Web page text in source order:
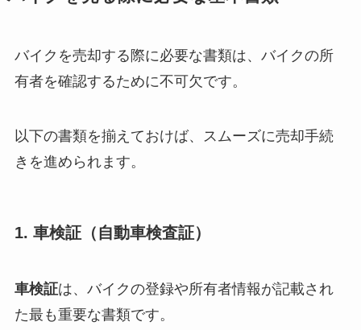
バイクを売却する際に必要な書類は、バイクの所
有者を確認するために不可欠です。
以下の書類を揃えておけば、スムーズに売却手続
きを進められます。
1. 車検証（自動車検査証）
車検証は、バイクの登録や所有者情報が記載され
た最も重要な書類です。